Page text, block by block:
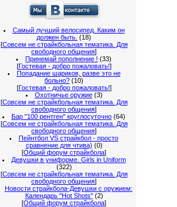
Самый лучший велосипед. Каким он
должен быть. (18)
[Совсем не страйкбольная тематика. Для
свободного общения]
Принемай пополнение ! (33)
[Гостевая - добро пожаловать!]
Попадание шариков, разве это не
больно? (10)
[Гостевая - добро пожаловать!]
Охотничье оружие (3)
[Совсем не страйкбольная тематика. Для
свободного общения]
Бар "100 рентген" круглосуточно (64)
[Совсем не страйкбольная тематика. Для
свободного общения]
Пейнтбол VS страйкбол - просто
сравнение для чтива) (0)
[Общий форум страйкбола]
Девушки в униформе. Girls in Uniform
(322)
[Совсем не страйкбольная тематика. Для
свободного общения]
Новости страйкбола-Девушки с оружием:
Календарь "Hot Shots" (2)
[Общий форум страйкбола]